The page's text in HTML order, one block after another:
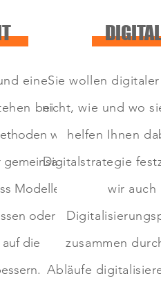
eine
bei
wie
Modelle
oder
die
Sie wollen digitaler
nicht, wie und wo
helfen Ihnen
Digitalstrategie
wir auch
zusammen
Abläufe